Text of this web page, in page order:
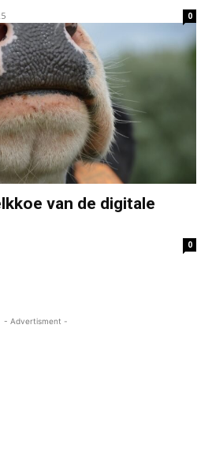
0
van de digitale
0
- Advertisment -